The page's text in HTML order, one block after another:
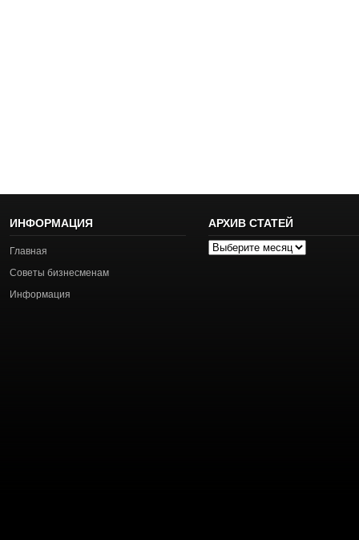
ИНФОРМАЦИЯ
Главная
Советы бизнесменам
Информация
АРХИВ СТАТЕЙ
Архив